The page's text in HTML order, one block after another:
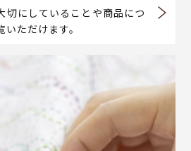
切にしていることや商品につ
ただけます。